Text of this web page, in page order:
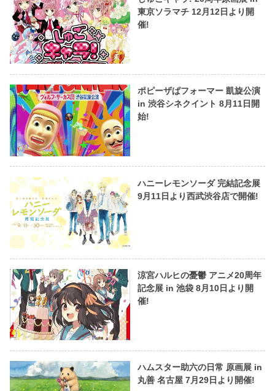
東京ソラマチ 12月12日より開
催!
ポピーザぱフォーマー 凱旋公演
in 渋谷シネクイント 8月11日開
始!
ハニーレモンソーダ 完結記念展
9月11日より西武渋谷店で開催!
涼宮ハルヒの憂鬱 アニメ20周年
記念展 in 池袋 8月10日より開
催!
ハムスター助六の日常 原画展 in
丸善 名古屋 7月29日より開催!